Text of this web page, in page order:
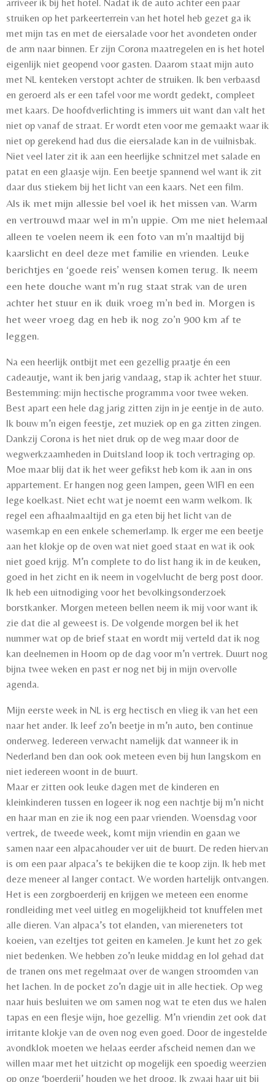
arriveer ik bij het hotel. Nadat ik de auto achter een paar
struiken op het parkeerterrein van het hotel heb gezet ga ik
met mijn tas en met de eiersalade voor het avondeten onder
de arm naar binnen. Er zijn Corona maatregelen en is het hotel
eigenlijk niet geopend voor gasten. Daarom staat mijn auto
met NL kenteken verstopt achter de struiken. Ik ben verbaasd
en geroerd als er een tafel voor me wordt gedekt, compleet
met kaars. De hoofdverlichting is immers uit want dan valt het
niet op vanaf de straat. Er wordt eten voor me gemaakt waar ik
niet op gerekend had dus die eiersalade kan in de vuilnisbak.
Niet veel later zit ik aan een heerlijke schnitzel met salade en
patat en een glaasje wijn. Een beetje spannend wel want ik zit
daar dus stiekem bij het licht van een kaars. Net een film.
Als ik met mijn allessie bel voel ik het missen van. Warm
en vertrouwd maar wel in m’n uppie. Om me niet helemaal
alleen te voelen neem ik een foto van m’n maaltijd bij
kaarslicht en deel deze met familie en vrienden. Leuke
berichtjes en ‘goede reis’ wensen komen terug. Ik neem
een hete douche want m’n rug staat strak van de uren
achter het stuur en ik duik vroeg m’n bed in. Morgen is
het weer vroeg dag en heb ik nog zo’n 900 km af te
leggen.
Na een heerlijk ontbijt met een gezellig praatje én een
cadeautje, want ik ben jarig vandaag, stap ik achter het stuur.
Bestemming: mijn hectische programma voor twee weken.
Best apart een hele dag jarig zitten zijn in je eentje in de auto.
Ik bouw m’n eigen feestje, zet muziek op en ga zitten zingen.
Dankzij Corona is het niet druk op de weg maar door de
wegwerkzaamheden in Duitsland loop ik toch vertraging op.
Moe maar blij dat ik het weer gefikst heb kom ik aan in ons
appartement. Er hangen nog geen lampen, geen WIFI en een
lege koelkast. Niet echt wat je noemt een warm welkom. Ik
regel een afhaalmaaltijd en ga eten bij het licht van de
wasemkap en een enkele schemerlamp. Ik erger me een beetje
aan het klokje op de oven wat niet goed staat en wat ik ook
niet goed krijg. M’n complete to do list hang ik in de keuken,
goed in het zicht en ik neem in vogelvlucht de berg post door.
Ik heb een uitnodiging voor het bevolkingsonderzoek
borstkanker. Morgen meteen bellen neem ik mij voor want ik
zie dat die al geweest is. De volgende morgen bel ik het
nummer wat op de brief staat en wordt mij verteld dat ik nog
kan deelnemen in Hoorn op de dag voor m’n vertrek. Duurt nog
bijna twee weken en past er nog net bij in mijn overvolle
agenda.
Mijn eerste week in NL is erg hectisch en vlieg ik van het een
naar het ander. Ik leef zo’n beetje in m’n auto, ben continue
onderweg. Iedereen verwacht namelijk dat wanneer ik in
Nederland ben dan ook ook meteen even bij hun langskom en
niet iedereen woont in de buurt.
Maar er zitten ook leuke dagen met de kinderen en
kleinkinderen tussen en logeer ik nog een nachtje bij m’n nicht
en haar man en zie ik nog een paar vrienden. Woensdag voor
vertrek, de tweede week, komt mijn vriendin en gaan we
samen naar een alpacahouder ver uit de buurt. De reden hiervan
is om een paar alpaca’s te bekijken die te koop zijn. Ik heb met
deze meneer al langer contact. We worden hartelijk ontvangen.
Het is een zorgboerderij en krijgen we meteen een enorme
rondleiding met veel uitleg en mogelijkheid tot knuffelen met
alle dieren. Van alpaca’s tot elanden, van miereneters tot
koeien, van ezeltjes tot geiten en kamelen. Je kunt het zo gek
niet bedenken. We hebben zo’n leuke middag en lol gehad dat
de tranen ons met regelmaat over de wangen stroomden van
het lachen. In de pocket zo’n dagje uit in alle hectiek. Op weg
naar huis besluiten we om samen nog wat te eten dus we halen
tapas en een flesje wijn, hoe gezellig. M’n vriendin zet ook dat
irritante klokje van de oven nog even goed. Door de ingestelde
avondklok moeten we helaas eerder afscheid nemen dan we
willen maar met het uitzicht op mogelijk een spoedig weerzien
op onze ‘boerderij’ houden we het droog. Ik zwaai haar uit bij